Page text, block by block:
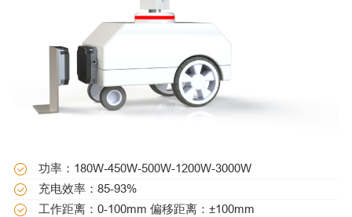
功率：180W-450W-500W-1200W-3000W
充电效率：85-93%
工作距离：0-100mm 偏移距离：±100mm